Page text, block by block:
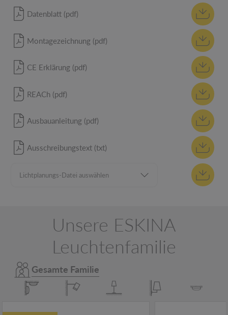
Datenblatt (pdf)
Montagezeichnung (pdf)
CE Erklärung (pdf)
REACh (pdf)
Ausbauanleitung (pdf)
Ausschreibungstext (txt)
Unsere ESKINA
Leuchtenfamilie
Gesamte Familie